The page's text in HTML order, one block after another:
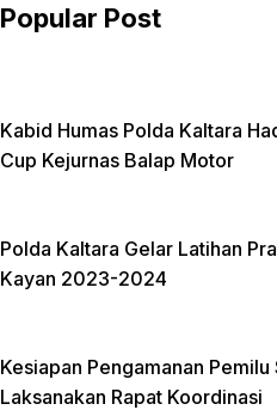
Popular Post
Kabid Humas Polda Kaltara
Cup Kejurnas Balap Motor
Polda Kaltara Gelar Latihan
Kayan 2023-2024
Kesiapan Pengamanan
Laksanakan Rapat Koordinasi